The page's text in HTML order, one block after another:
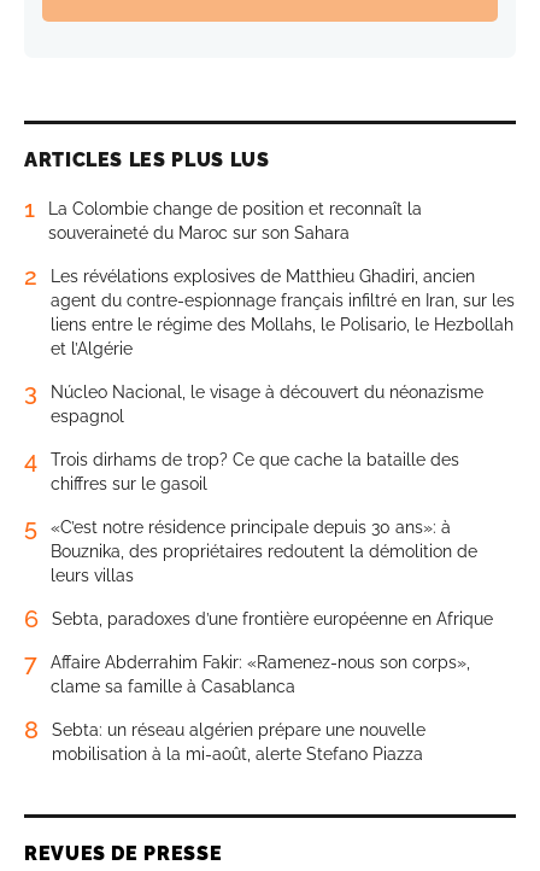
ARTICLES LES PLUS LUS
1
La Colombie change de position et reconnaît la
souveraineté du Maroc sur son Sahara
2
Les révélations explosives de Matthieu Ghadiri, ancien
agent du contre-espionnage français infiltré en Iran, sur les
liens entre le régime des Mollahs, le Polisario, le Hezbollah
et l’Algérie
3
Núcleo Nacional, le visage à découvert du néonazisme
espagnol
4
Trois dirhams de trop? Ce que cache la bataille des
chiffres sur le gasoil
5
«C’est notre résidence principale depuis 30 ans»: à
Bouznika, des propriétaires redoutent la démolition de
leurs villas
6 Sebta, paradoxes d’une frontière européenne en Afrique
7
Affaire Abderrahim Fakir: «Ramenez-nous son corps»,
clame sa famille à Casablanca
8
Sebta: un réseau algérien prépare une nouvelle
mobilisation à la mi-août, alerte Stefano Piazza
REVUES DE PRESSE